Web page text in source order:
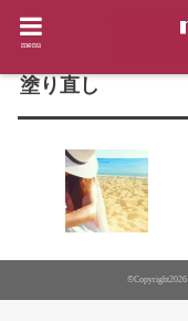
menu
HOME
塗り直し
©Copyright2026